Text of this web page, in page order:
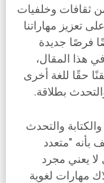
ثقافات وخلفيات
تعزيز مهاراتنا
فرصًا جديدة
هذا المقال،
حقًا للغة أخرى
بطلاقة.
والتحدث
بأنه "متعدد
لا يعني مجرد
مهارات لغوية